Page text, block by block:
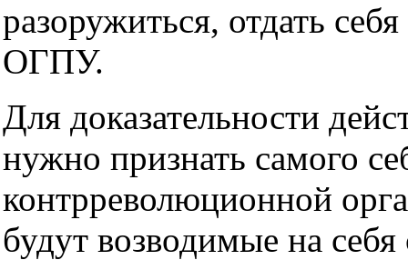
разоружиться, отдать
ОГПУ.
Для доказательности
нужно признать самого
контрреволюционной
будут возводимые на